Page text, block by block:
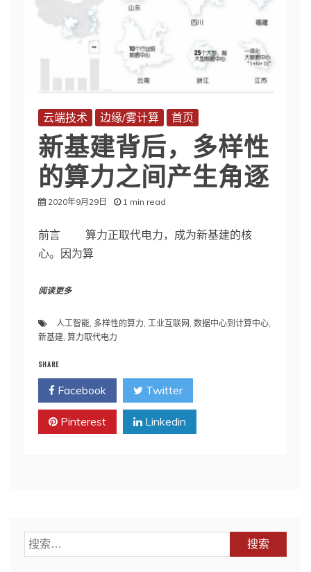
云端技术 边缘/雾计算 首页
新基建背后，多样性
的算力之间产生角逐
2020年9月29日 1 min read
前言 算力正取代电力，成为新基建的核
心。因为算
阅读更多
人工智能 多样性的算力 工业互联网 数据中心到计算中心
新基建 算力取代电力
SHARE
Facebook Twitter
Pinterest Linkedin
搜
索：